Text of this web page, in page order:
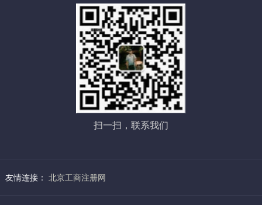
1、小规模 8000起/年 （提供石景山科技园地址）
2、一般纳税人 12000起/年
六：丰台虚拟地址：
1、小规模地址 7000起/年（海户营）
2、一般纳税人 8500起/年
2，提供证件材料签字
新注册公司申办人提供一个法人和全体股东的身份证各一份、房屋
租赁合同原件，房产证复印件+房东签字，房东身份证复印件+签字
制作相关公司材料并由法人股东签字。
相关行政机关如有新规定，由相关部门和申办人按照国家规定相互
经营范围中有需特种许可经营项目，报送审批
如有特殊经营许可项目还需相关部门报审盖章，特种行业，许可证
扫一扫，联系我们
友情连接： 北京工商注册网